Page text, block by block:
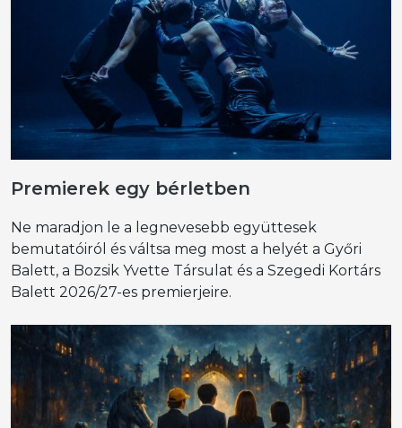
Premierek egy bérletben
Ne maradjon le a legnevesebb együttesek
bemutatóiról és váltsa meg most a helyét a Győri
Balett, a Bozsik Yvette Társulat és a Szegedi Kortárs
Balett 2026/27-es premierjeire.